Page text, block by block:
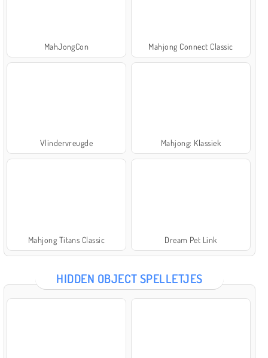
MahJongCon Mahjong Connect Classic
Vlindervreugde Mahjong: Klassiek
Mahjong Titans Classic Dream Pet Link
HIDDEN OBJECT SPELLETJES